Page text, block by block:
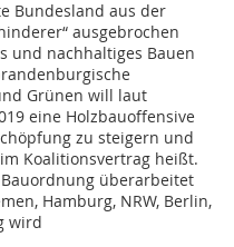
Bundesland aus der
ausgebrochen
und nachhaltiges Bauen
Grünen will laut
eine Holzbauoffensive
zu steigern und
Koalitionsvertrag heißt.
überarbeitet
Hamburg, NRW, Berlin,
wird